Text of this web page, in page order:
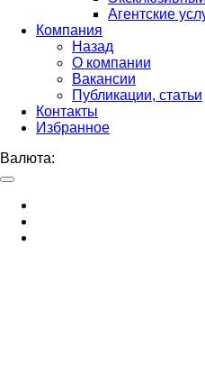
Агентские
Компания
Назад
О компании
Вакансии
Публикации, статьи
Контакты
Избранное
Валюта: